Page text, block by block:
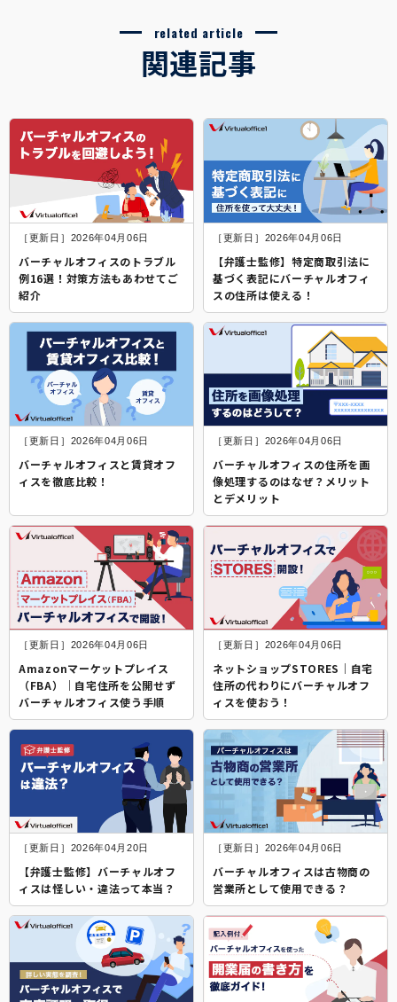
related article
関連記事
［更新日］2026年04月06日
バーチャルオフィスのトラブル
例16選！対策方法もあわせてご
紹介
［更新日］2026年04月06日
【弁護士監修】特定商取引法に
基づく表記にバーチャルオフィ
スの住所は使える！
［更新日］2026年04月06日
バーチャルオフィスと賃貸オフ
ィスを徹底比較！
［更新日］2026年04月06日
バーチャルオフィスの住所を画
像処理するのはなぜ？メリット
とデメリット
［更新日］2026年04月06日
Amazonマーケットプレイス
（FBA）｜自宅住所を公開せず
バーチャルオフィス使う手順
［更新日］2026年04月06日
ネットショップSTORES｜自宅
住所の代わりにバーチャルオフ
ィスを使おう！
［更新日］2026年04月20日
【弁護士監修】バーチャルオフ
ィスは怪しい・違法って本当？
［更新日］2026年04月06日
バーチャルオフィスは古物商の
営業所として使用できる？